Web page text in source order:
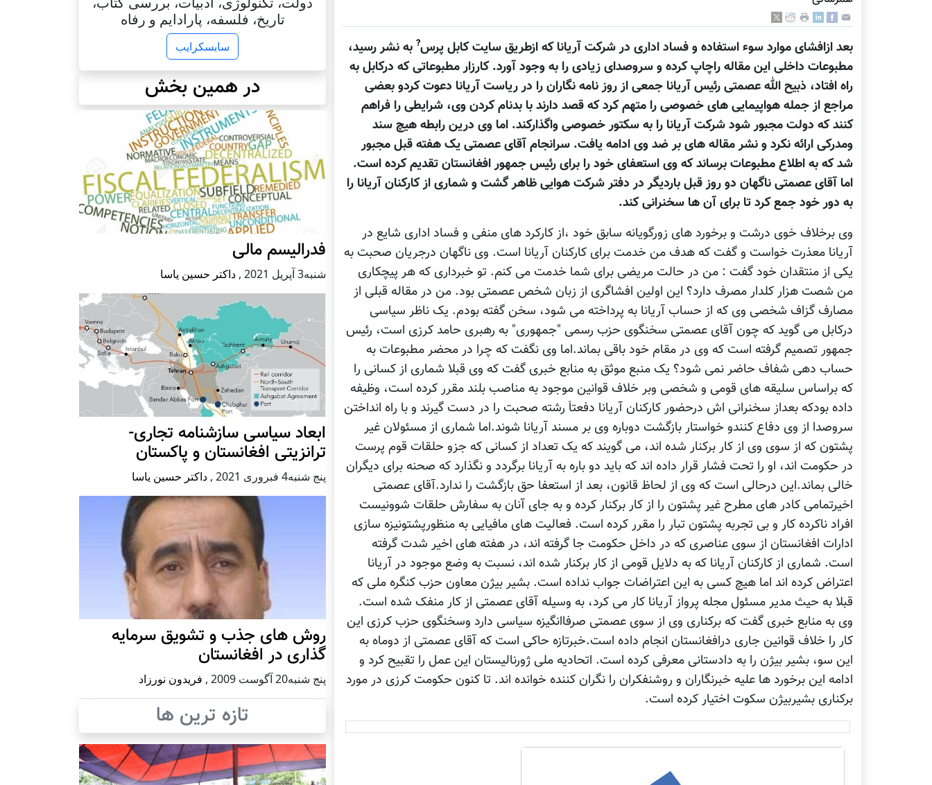
بعد ازافشای موارد سوء استفاده و فساد اداری در شرکت آریانا که ازطریق سایت کابل پرس? به نشر رسید،
مطبوعات داخلی این مقاله راچاپ کرده و سروصدای زیادی را به وجود آورد. کارزار مطبوعاتی که درکابل به
راه افتاد، ذبیح الله عصمتی رئیس آریانا جمعی از روز نامه نگاران را در ریاست آریانا دعوت کردو بعضی
مراجع از جمله هواپیمایی های خصوصی را متهم کرد که قصد دارند با بدنام کردن وی، شرایطی را فراهم
کنند که دولت مجبور شود شرکت آریانا را به سکتور خصوصی واگذارکند. اما وی درین رابطه هیچ سند
ومدرکی ارائه نکرد و نشر مقاله های بر ضد وی ادامه یافت. سرانجام آقای عصمتی یک هفته قبل مجبور
شد که به اطلاع مطبوعات برساند که وی استعفای خود را برای رئیس جمهور افغانستان تقدیم کرده است.
اما آقای عصمتی ناگهان دو روز قبل باردیگر در دفتر شرکت هوایی ظاهر گشت و شماری از کارکنان آریانا را
به دور خود جمع کرد تا برای آن ها سخنرانی کند.
وی برخلاف خوی درشت و برخورد های زورگویانه سابق خود ،از کارکرد های منفی و فساد اداری شایع در
آریانا معذرت خواست و گفت که هدف من خدمت برای کارکنان آریانا است. وی ناگهان درجریان صحبت به
یکی از منتقدان خود گفت : من در حالت مریضی برای شما خدمت می کنم. تو خبرداری که هر پیچکاری
من شصت هزار کلدار مصرف دارد؟ این اولین افشاگری از زبان شخص عصمتی بود. من در مقاله قبلی از
مصارف گزاف شخصی وی که از حساب آریانا به پرداخته می شود، سخن گفته بودم. یک ناظر سیاسی
درکابل می گوید که چون آقای عصمتی سخنگوی حزب رسمی "جمهوری" به رهبری حامد کرزی است، رئیس
جمهور تصمیم گرفته است که وی در مقام خود باقی بماند.اما وی نگفت که چرا در محضر مطبوعات به
حساب دهی شفاف حاضر نمی شود؟ یک منبع موثق به منابع خبری گفت که وی قبلا شماری از کسانی را
که براساس سلیقه های قومی و شخصی وبر خلاف قوانین موجود به مناصب بلند مقرر کرده است، وظیفه
داده بودکه بعداز سخنرانی اش درحضور کارکنان آریانا دفعتاَ رشته صحبت را در دست گیرند و با راه انداختن
سروصدا از وی دفاع کنندو خواستار بازگشت دوباره وی بر مسند آریانا شوند.اما شماری از مسئولان غیر
پشتون که از سوی وی از کار برکنار شده اند، می گویند که یک تعداد از کسانی که جزو حلقات قوم پرست
در حکومت اند، او را تحت فشار قرار داده اند که باید دو باره به آریانا برگردد و نگذارد که صحنه برای دیگران
خالی بماند.این درحالی است که وی از لحاظ قانون، بعد از استعفا حق بازگشت را ندارد.آقای عصمتی
اخیرتمامی کادر های مطرح غیر پشتون را از کار برکنار کرده و به جای آنان به سفارش حلقات شوونیست
افراد ناکرده کار و بی تجربه پشتون تبار را مقرر کرده است. فعالیت های مافیایی به منظورپشتونیزه سازی
ادارات افغانستان از سوی عناصری که در داخل حکومت جا گرفته اند، در هفته های اخیر شدت گرفته
است. شماری از کارکنان آریانا که به دلایل قومی از کار برکنار شده اند، نسبت به وضع موجود در آریانا
اعتراض کرده اند اما هیچ کسی به این اعتراضات جواب نداده است. بشیر بیژن معاون حزب کنگره ملی که
قبلا به حیث مدیر مسئول مجله پرواز آریانا کار می کرد، به وسیله آقای عصمتی از کار منفک شده است.
وی به منابع خبری گفت که برکناری وی از سوی عصمتی صرفاانگیزه سیاسی دارد وسخنگوی حزب کرزی این
کار را خلاف قوانین جاری درافغانستان انجام داده است.خبرتازه حاکی است که آقای عصمتی از دوماه به
این سو، بشیر بیژن را به دادستانی معرفی کرده است. اتحادیه ملی ژورنالیستان این عمل را تقبیح کرد و
ادامه این برخورد ها علیه خبرنگاران و روشنفکران را نگران کننده خوانده اند. تا کنون حکومت کرزی در مورد
برکناری بشیربیژن سکوت اختیار کرده است.
تاریخ، فلسفه، پارادایم و رفاه
سابسکرایب
در همین بخش
فدرالیسم مالی
شنبه3 آپریل 2021 , داکتر حسین یاسا
ابعاد سیاسی سازشنامه تجاری-
ترانزیتی افغانستان و پاکستان
پنج شنبه4 فبروری 2021 , داکتر حسین یاسا
روش های جذب و تشویق سرمایه
گذاری در افغانستان
پنج شنبه20 آگوست 2009 , فریدون نورزاد
تازه ترین ها